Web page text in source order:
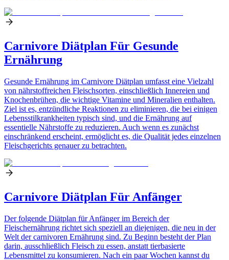
Carnivore Diätplan Für Gesunde
Ernährung
Gesunde Ernährung im Carnivore Diätplan umfasst eine Vielzahl
von nährstoffreichen Fleischsorten, einschließlich Innereien und
Knochenbrühen, die wichtige Vitamine und Mineralien enthalten.
Ziel ist es, entzündliche Reaktionen zu eliminieren, die bei einigen
Lebensstilkrankheiten typisch sind, und die Ernährung auf
essentielle Nährstoffe zu reduzieren. Auch wenn es zunächst
einschränkend erscheint, ermöglicht es, die Qualität jedes einzelnen
Fleischgerichts genauer zu betrachten.
Carnivore Diätplan Für Anfänger
Der folgende Diätplan für Anfänger im Bereich der
Fleischernährung richtet sich speziell an diejenigen, die neu in der
Welt der carnivoren Ernährung sind. Zu Beginn besteht der Plan
darin, ausschließlich Fleisch zu essen, anstatt tierbasierte
Lebensmittel zu konsumieren. Nach ein paar Wochen kannst du